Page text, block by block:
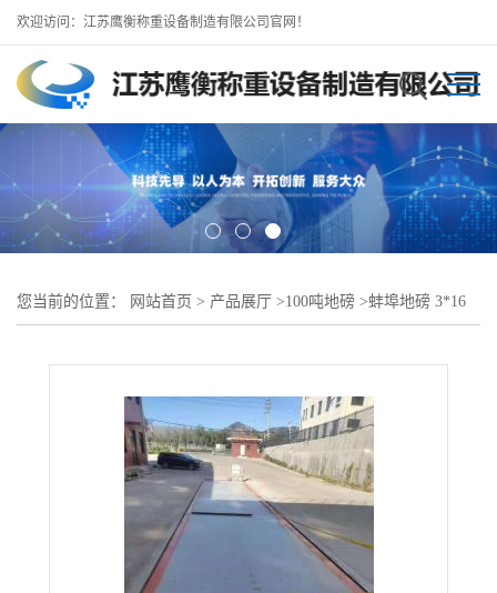
欢迎访问：江苏鹰衡称重设备制造有限公司官网！
您当前的位置： 网站首页 > 产品展厅 >100吨地磅 >蚌埠地磅 3*16